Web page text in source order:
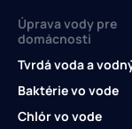
Úprava vody pre
domácnosti
Tvrdá voda a
Baktérie vo vode
Chlór vo vode